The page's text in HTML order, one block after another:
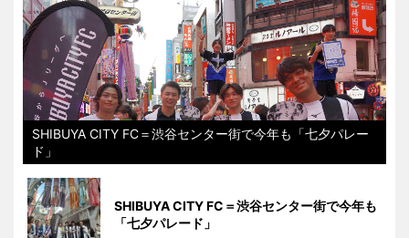
SHIBUYA CITY FC＝渋谷センター街で今年も「七夕パレー
ド」
SHIBUYA CITY FC＝渋谷センター街で今年も
「七夕パレード」